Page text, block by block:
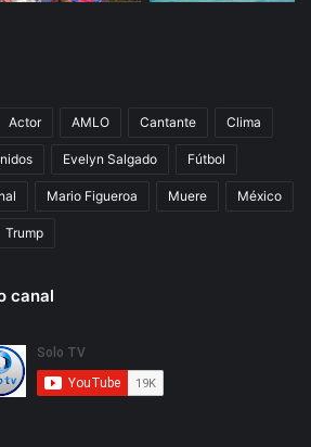
Actor AMLO Cantante Clima
Evelyn Salgado Fútbol
Mario Figueroa Muere México
Trump
canal